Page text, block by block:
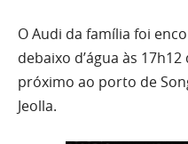
O Audi da família foi
debaixo d’água às
próximo ao porto de
Jeolla.